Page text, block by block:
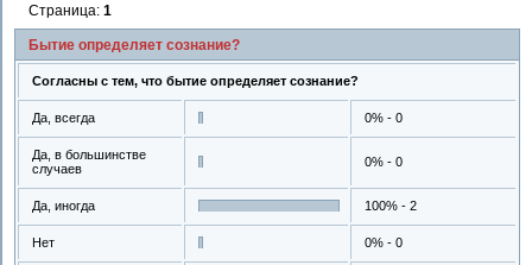
Бытие определяет сознание?
Страница:1
Согласны с тем, что бытие определяет сознание?
Да, всегда 0% - 0
Да, в большинстве
случаев
0% - 0
Да, иногда 100% - 2
Нет 0% - 0